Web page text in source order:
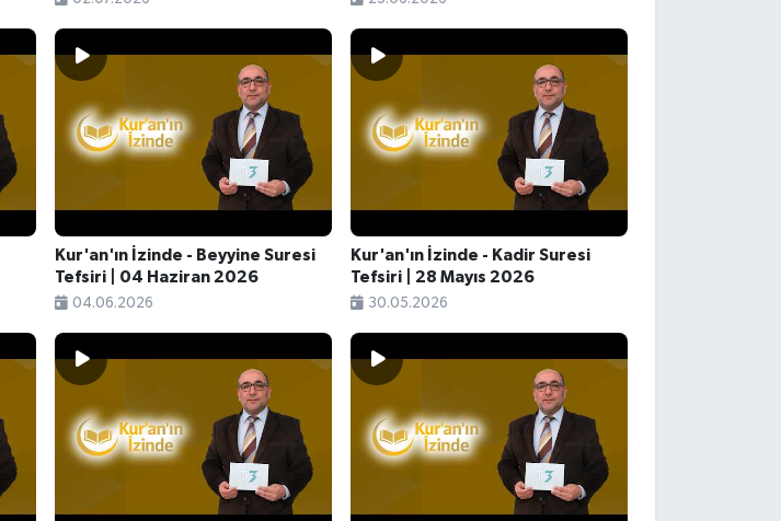
Kur'an'ın İzinde - Beyyine Suresi
Tefsiri | 04 Haziran 2026
04.06.2026
Kur'an'ın İzinde - Kadir Suresi
Tefsiri | 28 Mayıs 2026
30.05.2026